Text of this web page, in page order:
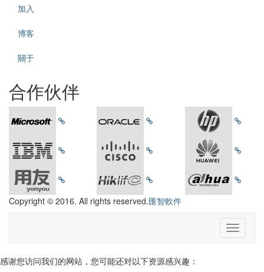
加入
博客
關于
合作伙伴
Copyright © 2016. All rights reserved.匯智軟件
感谢您访问我们的网站，您可能还对以下资源感兴趣：